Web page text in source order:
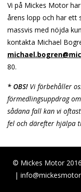
Vi på Mickes Motor
årens lopp och har ett
massvis med nöjda
kontakta Michael
80.
* OBS! Vi förbehåller
förmedlingsuppdrag
sådana fall kan vi
fel och därefter hjälpa
© Mickes Motor
|